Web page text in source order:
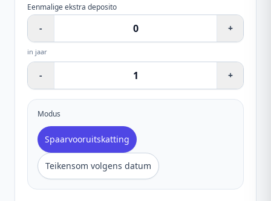
Eenmalige ekstra deposito
- +
in jaar
- +
Modus
Spaarvooruitskatting
Teikensom volgens datum